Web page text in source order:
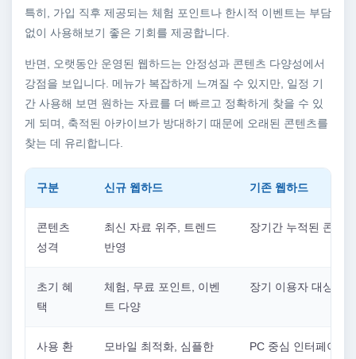
특히, 가입 직후 제공되는 체험 포인트나 한시적 이벤트는 부담
없이 사용해보기 좋은 기회를 제공합니다.
반면, 오랫동안 운영된 웹하드는 안정성과 콘텐츠 다양성에서
강점을 보입니다. 메뉴가 복잡하게 느껴질 수 있지만, 일정 기
간 사용해 보면 원하는 자료를 더 빠르고 정확하게 찾을 수 있
게 되며, 축적된 아카이브가 방대하기 때문에 오래된 콘텐츠를
찾는 데 유리합니다.
구분 신규 웹하드 기존 웹하드
콘텐츠
성격
최신 자료 위주, 트렌드
반영
장기간 누적된 콘텐
초기 혜
택
체험, 무료 포인트, 이벤
트 다양
장기 이용자 대상 혜
사용 환
모바일 최적화, 심플한
PC 중심 인터페이스,